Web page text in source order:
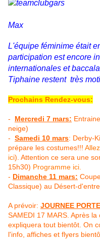
Julien,
Max
L'équipe féminime était
participation est encore
internationales et
Tiphaine restent très
Prochains Rendez-vous:
- Mercredi 7 mars:
neige)
- Samedi 10 mars: Derby-
prépare les costumes!!!
ici). Attention ce sera une
15h30) Programme ici.
- Dimanche 11 mars:
Classique) au Désert-
A prévoir: JOURNEE
SAMEDI 17 MARS. Après
expliquera tout bientôt. On
l'info, affiches et flyers